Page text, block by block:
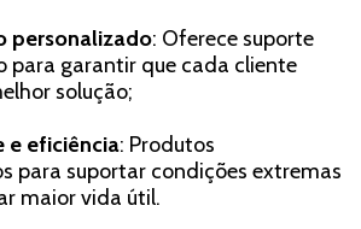
personalizado: Oferece suporte
para garantir que cada cliente
solução;
e eficiência: Produtos
para suportar condições extremas
maior vida útil.